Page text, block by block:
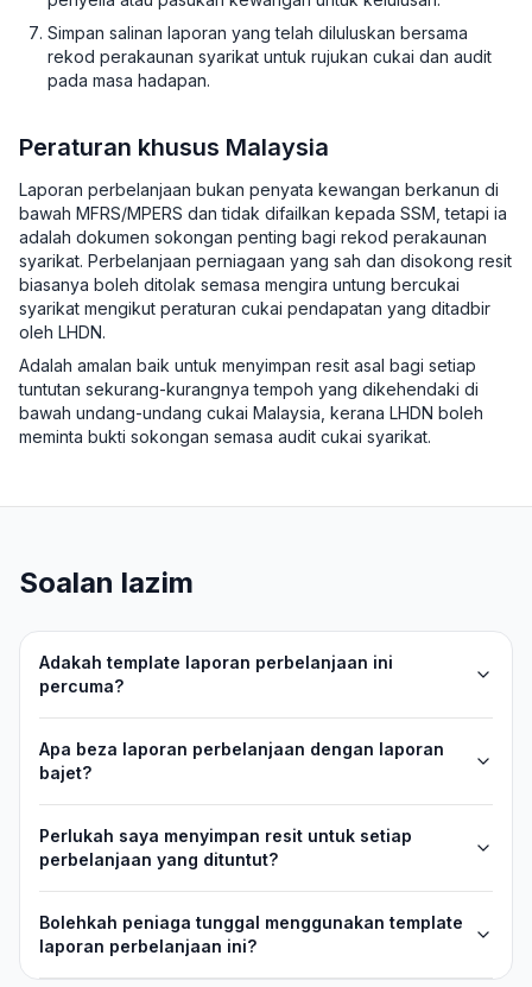
Simpan salinan laporan yang telah diluluskan bersama
rekod perakaunan syarikat untuk rujukan cukai dan audit
pada masa hadapan.
Peraturan khusus Malaysia
Laporan perbelanjaan bukan penyata kewangan berkanun di
bawah MFRS/MPERS dan tidak difailkan kepada SSM, tetapi ia
adalah dokumen sokongan penting bagi rekod perakaunan
syarikat. Perbelanjaan perniagaan yang sah dan disokong resit
biasanya boleh ditolak semasa mengira untung bercukai
syarikat mengikut peraturan cukai pendapatan yang ditadbir
oleh LHDN.
Adalah amalan baik untuk menyimpan resit asal bagi setiap
tuntutan sekurang-kurangnya tempoh yang dikehendaki di
bawah undang-undang cukai Malaysia, kerana LHDN boleh
meminta bukti sokongan semasa audit cukai syarikat.
Soalan lazim
Adakah template laporan perbelanjaan ini
percuma?
Apa beza laporan perbelanjaan dengan laporan
bajet?
Perlukah saya menyimpan resit untuk setiap
perbelanjaan yang dituntut?
Bolehkah peniaga tunggal menggunakan template
laporan perbelanjaan ini?